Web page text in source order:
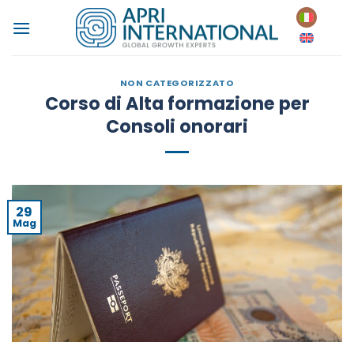
NON CATEGORIZZATO
Corso di Alta formazione per
Consoli onorari
29
Mag